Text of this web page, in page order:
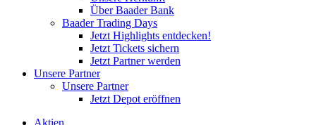
Über Baader Bank
Baader Trading Days
Jetzt Highlights entdecken!
Jetzt Tickets sichern
Jetzt Partner werden
Unsere Partner
Unsere Partner
Jetzt Depot eröffnen
Aktien